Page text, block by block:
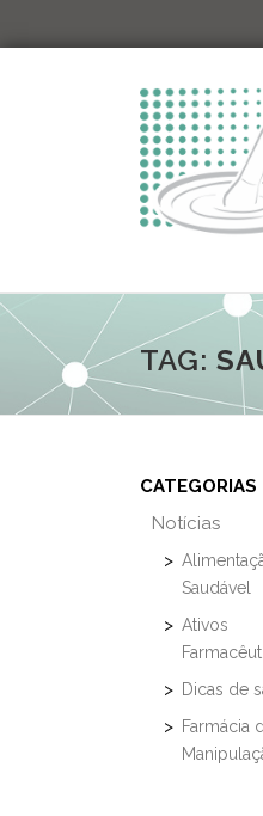
TAG:
CATEGORIAS
Notícias
Saudável
Ativos
Dicas de
Farmácia